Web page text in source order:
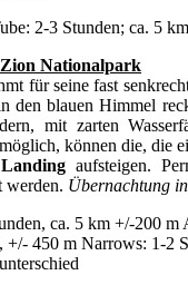
2-3 Stunden; ca. 5
Nationalpark
für seine fast
den blauen Himmel
mit zarten
können die, die
aufsteigen.
werden. Übernachtung
ca. 5 km +/-200 m
+/- 450 m Narrows: 1-2